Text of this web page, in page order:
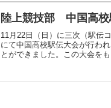
陸上競技部 中国高校
11月22日（日）に三次（駅伝
にて中国高校駅伝大会が行わ
とができました。この大会を